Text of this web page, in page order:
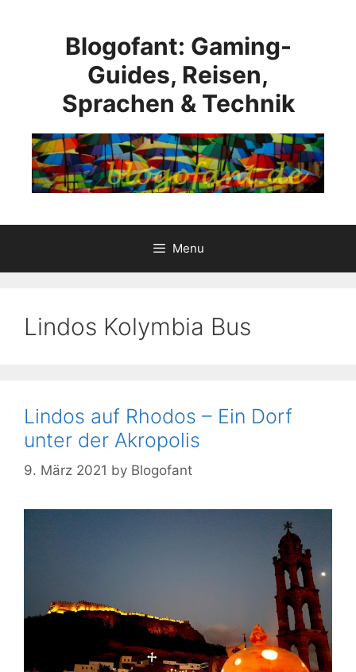
Blogofant: Gaming-
Guides, Reisen,
Sprachen & Technik
Menu
Lindos Kolymbia Bus
Lindos auf Rhodos – Ein Dorf
unter der Akropolis
9. März 2021 by Blogofant